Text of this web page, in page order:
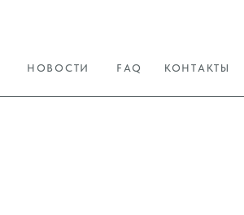
НОВОСТИ FAQ КОНТАКТЫ